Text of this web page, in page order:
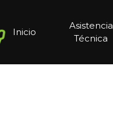
Inicio
Asistencia
Técnica